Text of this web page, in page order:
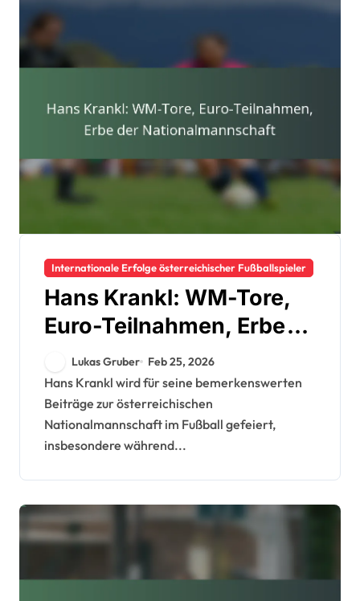
Internationale Erfolge österreichischer Fußballspieler
Hans Krankl: WM-Tore,
Euro-Teilnahmen, Erbe
der Nationalmannschaft
Lukas Gruber Feb 25, 2026
Hans Krankl wird für seine bemerkenswerten
Beiträge zur österreichischen
Nationalmannschaft im Fußball gefeiert,
insbesondere während...